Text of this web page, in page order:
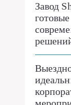
Завод